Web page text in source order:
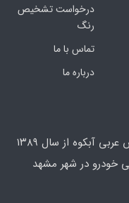
درخواست تشخیص
رنگ
تماس با ما
درباره ما
با مدیریت آقای عباس عربی آبکوه از سال ۱۳۸۹
خودرو در شهر مشهد